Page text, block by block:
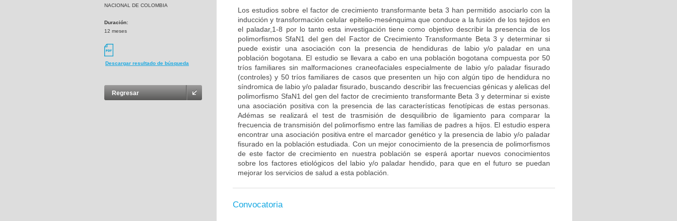
NACIONAL DE COLOMBIA
Duración:
12 meses
Descargar resultado de búsqueda
Regresar
Los estudios sobre el factor de crecimiento transformante beta 3 han permitido asociarlo con la
inducción y transformación celular epitelio-mesénquima que conduce a la fusión de los tejidos en
el paladar,1-8 por lo tanto esta investigación tiene como objetivo describir la presencia de los
polimorfismos SfaN1 del gen del Factor de Crecimiento Transformante Beta 3 y determinar si
puede existir una asociación con la presencia de hendiduras de labio y/o paladar en una
población bogotana. El estudio se llevara a cabo en una población bogotana compuesta por 50
tríos familiares sin malformaciones craneofaciales especialmente de labio y/o paladar fisurado
(controles) y 50 tríos familiares de casos que presenten un hijo con algún tipo de hendidura no
síndromica de labio y/o paladar fisurado, buscando describir las frecuencias génicas y alelicas del
polimorfismo SfaN1 del gen del factor de crecimiento transformante Beta 3 y determinar si existe
una asociación positiva con la presencia de las características fenotípicas de estas personas.
Adémas se realizará el test de trasmisión de desquilibrio de ligamiento para comparar la
frecuencia de transmisión del polimorfismo entre las familias de padres a hijos. El estudio espera
encontrar una asociación positiva entre el marcador genético y la presencia de labio y/o paladar
fisurado en la población estudiada. Con un mejor conocimiento de la presencia de polimorfismos
de este factor de crecimiento en nuestra población se esperá aportar nuevos conocimientos
sobre los factores etiológicos del labio y/o paladar hendido, para que en el futuro se puedan
mejorar los servicios de salud a esta población.
Convocatoria